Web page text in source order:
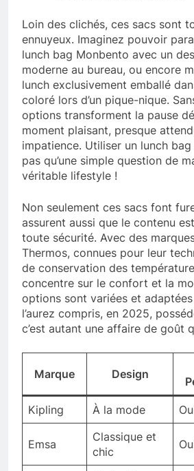
Loin des clichés, ces sacs sont
ennuyeux. Imaginez pouvoir
lunch bag Monbento avec un
moderne au bureau, ou encore
lunch exclusivement emballé
coloré lors d’un pique-nique.
options transforment la pause
moment plaisant, presque
impatience. Utiliser un lunch bag
pas qu’une simple question de
véritable lifestyle !
Non seulement ces sacs font
assurent aussi que le contenu
toute sécurité. Avec des
Thermos, connues pour leur
de conservation des
concentre sur le confort et la
options sont variées et
l’aurez compris, en 2025,
c’est autant une affaire de goût
Marque Design
Kipling À la mode
Emsa
Classique et
chic